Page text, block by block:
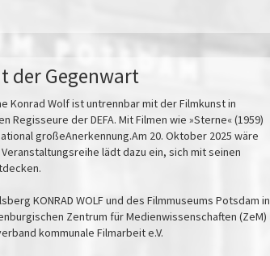
der Gegenwart
Konrad Wolf ist untrennbar mit der Filmkunst in
der DEFA. Mit Filmen wie »Sterne« (1959)
großeAnerkennung.Am 20. Oktober 2025 wäre
lädt dazu ein, sich mit seinen
KONRAD WOLF und des Filmmuseums Potsdam in
Zentrum für Medienwissenschaften (ZeM)
kommunale Filmarbeit e.V.